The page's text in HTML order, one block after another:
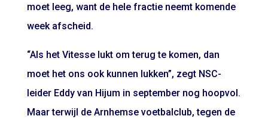
moet leeg, want de hele fractie neemt komende
week afscheid.
“Als het Vitesse lukt om terug te komen, dan
moet het ons ook kunnen lukken”, zegt NSC-
leider Eddy van Hijum in september nog hoopvol.
Maar terwijl de Arnhemse voetbalclub,tegen de